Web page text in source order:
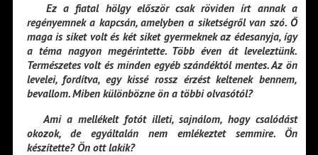
Ez a fiatal hölgy először csak röviden írt annak a
regényemnek a kapcsán, amelyben a siketségről van szó. Ő
maga is siket volt és két siket gyermeknek az édesanyja, így
a téma nagyon megérintette. Több éven át leveleztünk.
Természetes volt és minden egyéb szándéktól mentes. Az ön
levelei, fordítva, egy kissé rossz érzést keltenek bennem,
bevallom. Miben különbözne ön a többi olvasótól?
Ami a mellékelt fotót illeti, sajnálom, hogy csalódást
okozok, de egyáltalán nem emlékeztet semmire. Ön
készítette? Ön ott lakik?